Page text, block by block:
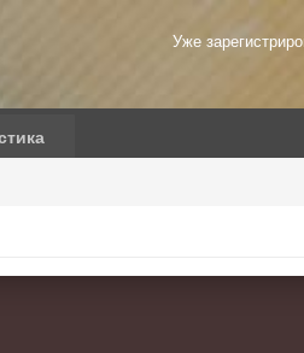
Уже